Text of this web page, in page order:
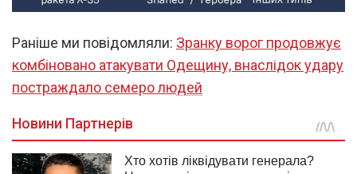
Раніше ми повідомляли: Зранку ворог продовжує
комбіновано атакувати Одещину, внаслідок удару
постраждало семеро людей